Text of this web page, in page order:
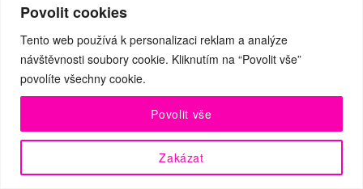
Povolit cookies
Tento web používá k personalizaci reklam a analýze
návštěvnosti soubory cookie. Kliknutím na “Povolit vše”
povolíte všechny cookie.
Zakázat
Povolit vše